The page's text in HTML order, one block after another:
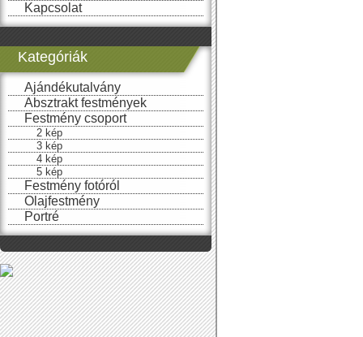
Kapcsolat
Kategóriák
Ajándékutalvány
Absztrakt festmények
Festmény csoport
2 kép
3 kép
4 kép
5 kép
Festmény fotóról
Olajfestmény
Portré